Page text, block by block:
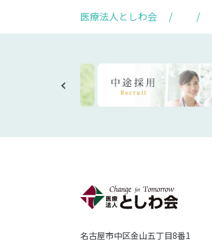
医療法人としわ会 / /
名古屋市中区金山五丁目8番1